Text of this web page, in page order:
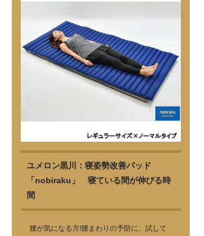
ユメロン黒川：寝姿勢改善パッド
「nobiraku」 寝ている間が伸びる時
間
腰が気になる方!腰まわりの予防に、試して